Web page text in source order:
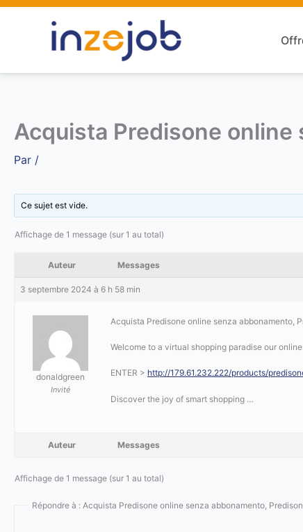
Aller
Acquista Predisone online
Par /
Ce sujet est vide.
Affichage de 1 message (sur 1 au total)
Auteur Messages
3 septembre 2024 à 6 h 58 min
donaldgreen
Invité
Acquista Predisone online senza abbonamento,
Welcome to a virtual shopping paradise our
ENTER > http://179.61.232.222/products/
Discover the joy of smart shopping …
Auteur Messages
Affichage de 1 message (sur 1 au total)
Répondre à : Acquista Predisone online senza abbonamento,